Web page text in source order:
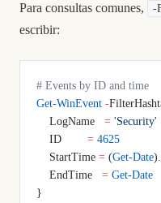
Para consultas comunes, -
escribir:
# Events by ID and time
Get-WinEvent -
    LogName
= 'Security'
    ID
= 4625
    StartTime
= (Get-Date
    EndTime
= Get-Date
}